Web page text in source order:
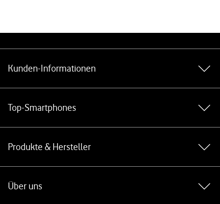
Kunden-Informationen
Top-Smartphones
Produkte & Hersteller
Über uns